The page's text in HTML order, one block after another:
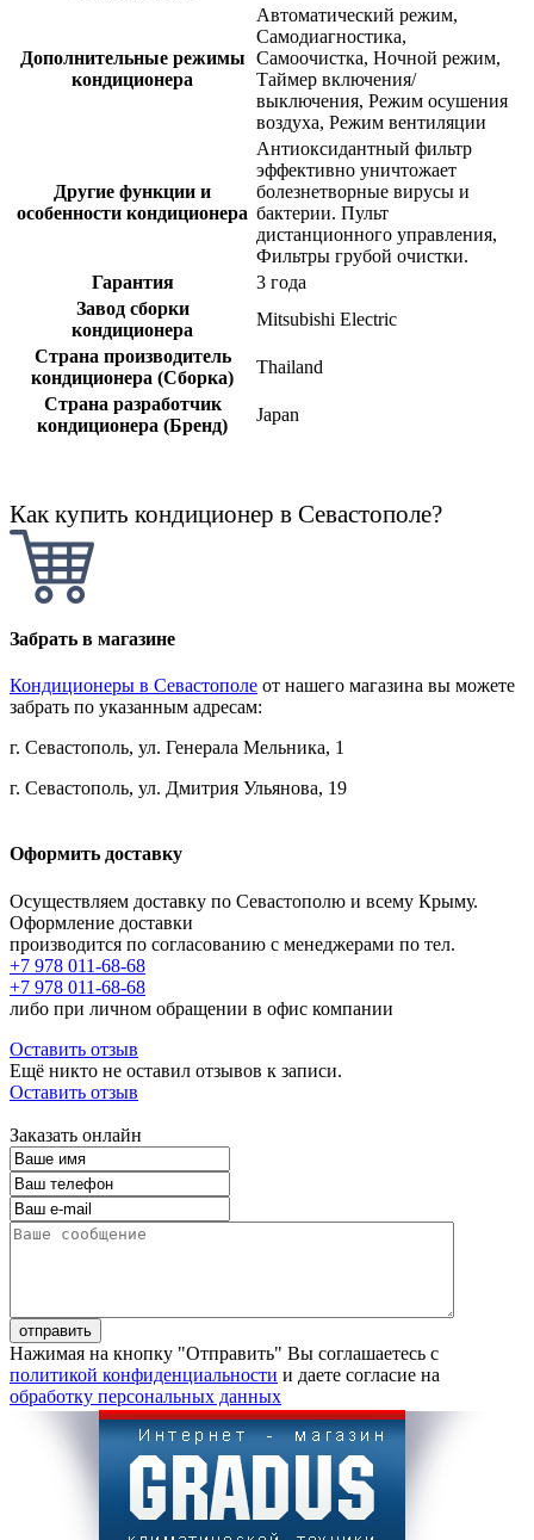
Дополнительные режимы
кондиционера
Автоматический режим,
Самодиагностика,
Самоочистка, Ночной режим,
Таймер включения/
выключения, Режим осушения
воздуха, Режим вентиляции
Другие функции и
особенности кондиционера
Антиоксидантный фильтр
эффективно уничтожает
болезнетворные вирусы и
бактерии. Пульт
дистанционного управления,
Фильтры грубой очистки.
Гарантия
3 года
Завод сборки
кондиционера
Mitsubishi Electric
Страна производитель
кондиционера (Сборка)
Thailand
Страна разработчик
кондиционера (Бренд)
Japan
Как купить кондиционер в Севастополе?
Забрать в магазине
Кондиционеры в Севастополе от нашего магазина вы можете
забрать по указанным адресам:
г. Севастополь, ул. Генерала Мельника, 1
г. Севастополь, ул. Дмитрия Ульянова, 19
Оформить доставку
Осуществляем доставку по Севастополю и всему Крыму.
Оформление доставки
производится по согласованию с менеджерами по тел.
+7 978 011-68-68
+7 978 011-68-68
либо при личном обращении в офис компании
Оставить отзыв
Ещё никто не оставил отзывов к записи.
Оставить отзыв
Заказать онлайн
Нажимая на кнопку "Отправить" Вы соглашаетесь с
политикой конфиденциальности и даете согласие на
обработку персональных данных